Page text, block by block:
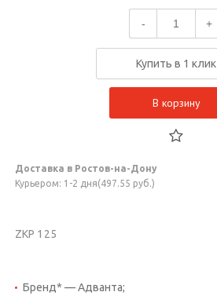
- +
Купить в 1 клик
В корзину
Доставка в Ростов-на-Дону
Курьером: 1-2 дня(497.55 руб.)
ZKP 125
Бренд* — Адванта;